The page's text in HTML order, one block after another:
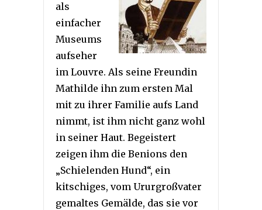
als
einfacher
Museums
aufseher
im Louvre. Als seine Freundin
Mathilde ihn zum ersten Mal
mit zu ihrer Familie aufs Land
nimmt, ist ihm nicht ganz wohl
in seiner Haut. Begeistert
zeigen ihm die Benions den
„Schielenden Hund“, ein
kitschiges, vom Ururgroßvater
gemaltes Gemälde, das sie vor